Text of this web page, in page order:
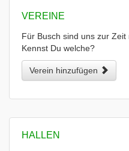
VEREINE
Für Busch sind uns zur
Kennst Du welche?
Verein hinzufügen
HALLEN